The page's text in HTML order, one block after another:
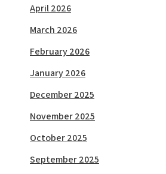
April 2026
March 2026
February 2026
January 2026
December 2025
November 2025
October 2025
September 2025